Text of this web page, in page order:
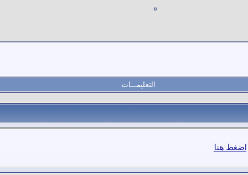
التعليمـــات
اضغط هنا